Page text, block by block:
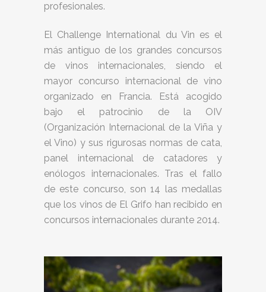
profesionales.
El Challenge International du Vin es el
más antiguo de los grandes concursos
de vinos internacionales, siendo el
mayor concurso internacional de vino
organizado en Francia. Está acogido
bajo el patrocinio de la OIV
(Organización Internacional de la Viña y
el Vino) y sus rigurosas normas de cata,
panel internacional de catadores y
enólogos internacionales. Tras el fallo
de este concurso, son 14 las medallas
que los vinos de El Grifo han recibido en
concursos internacionales durante 2014.